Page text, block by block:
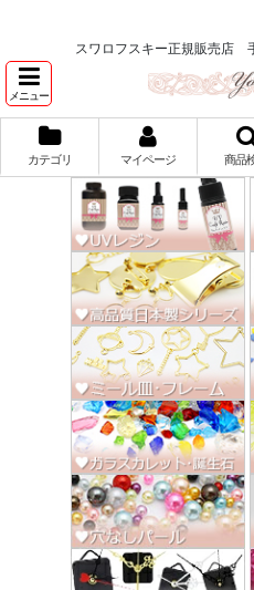
スワロフスキー正規販売店
メニュー
カテゴリ マイページ 商品